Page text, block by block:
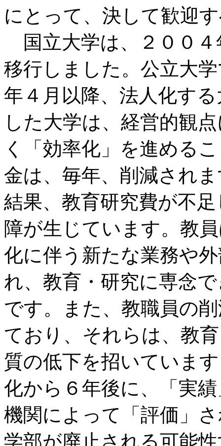
にとって、決して歓迎
国立大学は、２００４
移行しました。公立大
年４月以降、法人化す
した大学は、経営的観
く「効率化」を進める
金は、毎年、削減され
結果、教育研究費が不
障が生じています。教
化に伴う新たな業務や
れ、教育・研究に専念
です。また、教職員の
ており、それらは、教
質の低下を招いていま
化から６年後に、「実
機関によって「評価」
学部が廃止される可能